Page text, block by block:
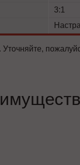
3:1
Уточняйте,